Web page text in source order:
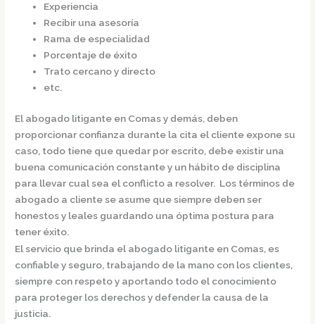
Experiencia
Recibir una asesoría
Rama de especialidad
Porcentaje de éxito
Trato cercano y directo
etc.
El abogado litigante en Comasy demás, deben
proporcionar confianza durante la cita el cliente expone su
caso, todo tiene que quedar por escrito, debe existir una
buena comunicación constante y un hábito de disciplina
para llevar cual sea el conflicto a resolver. Los términos de
abogado a cliente se asume que siempre deben ser
honestos y leales guardando una óptima postura para
tener éxito.
El servicio que brinda el abogado litigante en Comas, es
confiable y seguro, trabajando de la mano con los clientes,
siempre con respeto y aportando todo el conocimiento
para proteger los derechos y defender la causa de la
justicia.